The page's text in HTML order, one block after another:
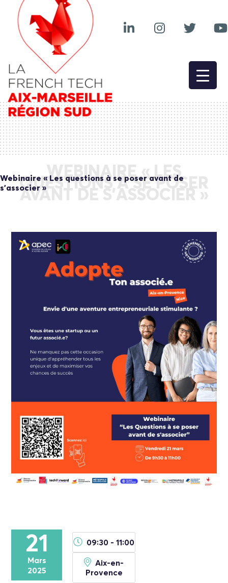
WEBINAIRE « LES
QUESTIONS À SE POSER
AVANT DE S’ASSOCIER »
Webinaire « Les questions à se poser avant de
s’associer »
21
Mars
2025
09:30 - 11:00
Aix-en-
Provence